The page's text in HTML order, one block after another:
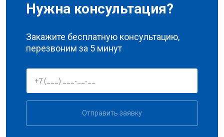
Нужна консультация?
Закажите бесплатную консультацию,
перезвоним за 5 минут
Отправить заявку